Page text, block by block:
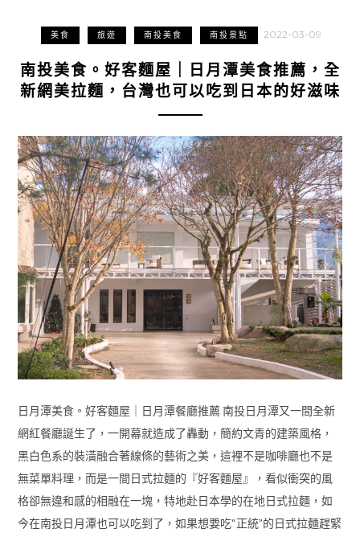
美食 旅遊 南投美食 南投景點 2022-03-09
南投美食。好客麵屋｜日月潭美食推薦，全
新網美拉麵，台灣也可以吃到日本的好滋味
日月潭美食。好客麵屋｜日月潭餐廳推薦 南投日月潭又一間全新
網紅餐廳誕生了，一開幕就造成了轟動，簡約文青的建築風格，
黑白色系的裝潢融合著線條的藝術之美，這裡不是咖啡廳也不是
無菜單料理，而是一間日式拉麵的『好客麵屋』，看似衝突的風
格卻無違和感的相融在一塊，特地赴日本學的在地日式拉麵，如
今在南投日月潭也可以吃到了，如果想要吃“正統”的日式拉麵趕緊